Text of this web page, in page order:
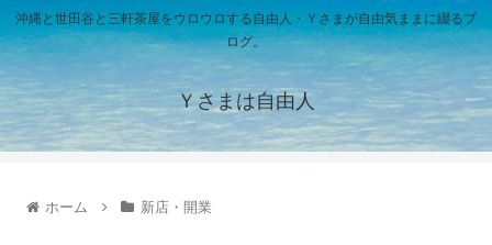
沖縄と世田谷と三軒茶屋をウロウロする自由人・Ｙさまが自由気ままに綴るブ
ログ。
Ｙさまは自由人
ホーム 新店・開業